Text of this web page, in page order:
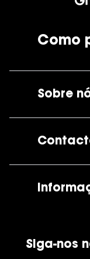
Como
Sobre
Política
Siga-nos